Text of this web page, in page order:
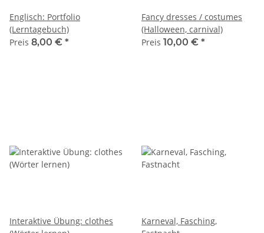
Englisch: Portfolio
(Lerntagebuch)
Preis 8,00 € *
Fancy dresses / costumes
(Halloween, carnival)
Preis 10,00 € *
Interaktive Übung: clothes
Karneval, Fasching,